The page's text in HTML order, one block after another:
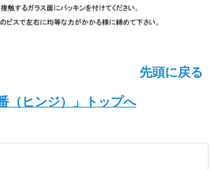
先頭に戻る
（ヒンジ）」トップへ